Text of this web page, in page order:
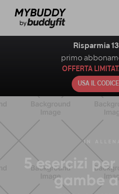
IN
5 esercizi
gambe
Risparmia
primo
OFFERTA
USA IL